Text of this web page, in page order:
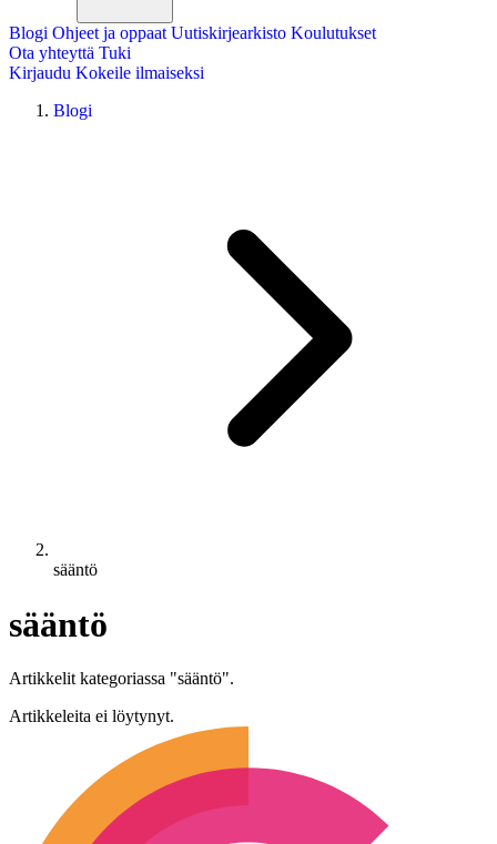
Blogi Ohjeet ja oppaat Uutiskirjearkisto Koulutukset
Ota yhteyttä Tuki
Kirjaudu Kokeile ilmaiseksi
Blogi
sääntö
sääntö
Artikkelit kategoriassa "sääntö".
Artikkeleita ei löytynyt.